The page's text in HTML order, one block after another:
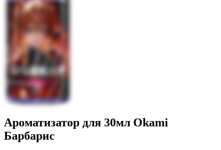
Ароматизатор для 30мл Okami
Барбарис